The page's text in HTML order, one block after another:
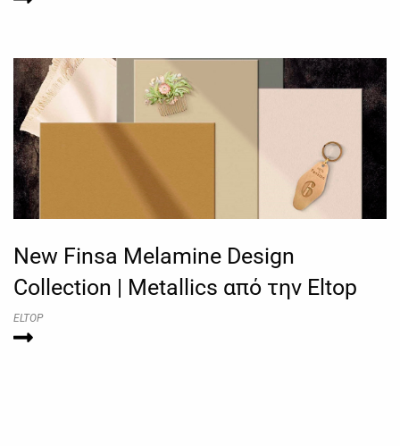
New Finsa Melamine Design
Collection | Metallics από την Eltop
ELTOP